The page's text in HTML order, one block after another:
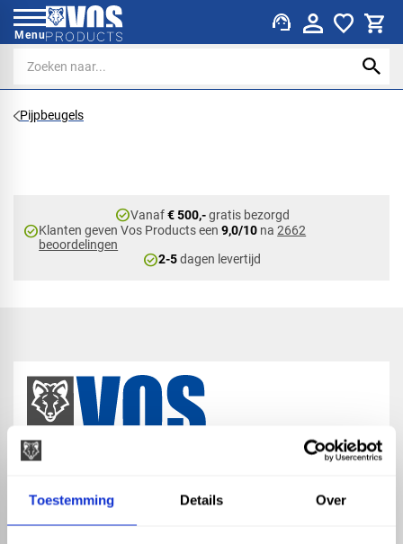
Toestemming Details Over
Menu support_agent
Pijpbeugels
check_circleVanaf€ 500,-gratis bezorgd
check_circleKlanten geven Vos Products een9,0/10 na2662
beoordelingen
check_circle2-5dagen levertijd
phone_enabled +31 416 75 02 55
mail info@vosproducts.nl